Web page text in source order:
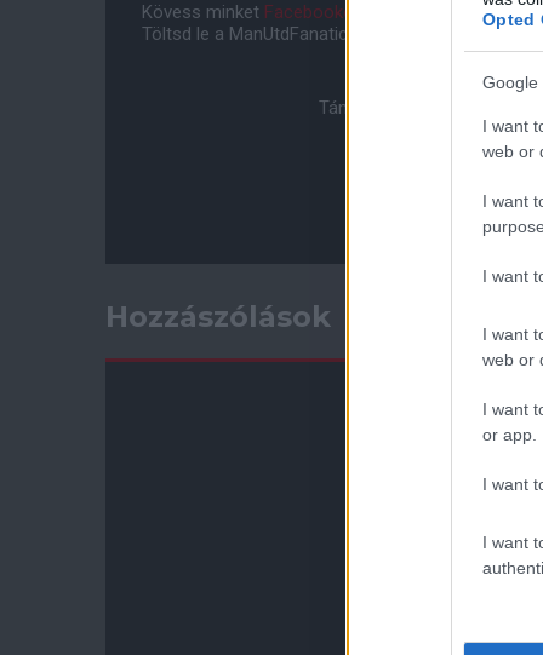
Opted
Google
I want
web or
I want
I want
I want
web or
I want
or app.
I want
I want
Kövess minket Facebookon és
Töltsd le a ManUtdFanatics.hu mobil applikációt
Támogasd adományoddal a
Hozzászólások